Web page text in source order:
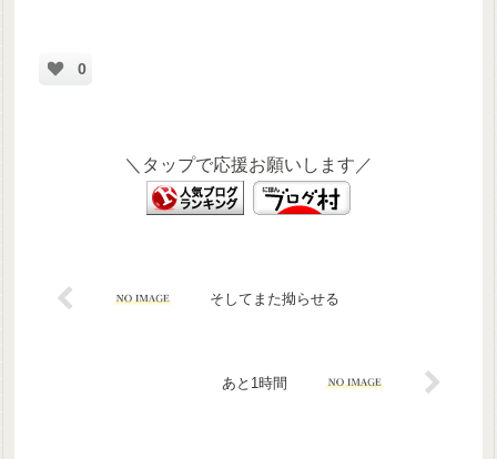
0
＼タップで応援お願いします／
そしてまた拗らせる
あと1時間